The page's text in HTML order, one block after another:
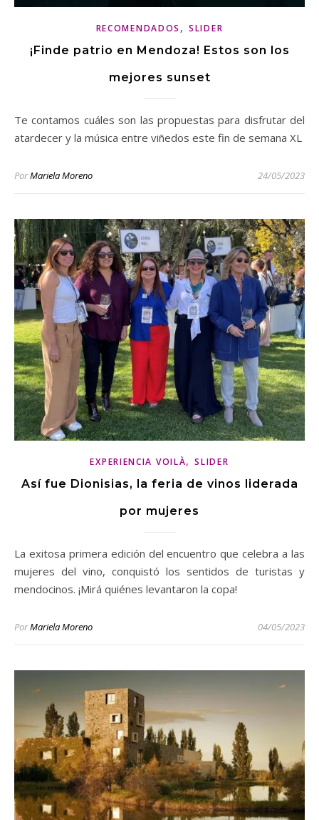
RECOMENDADOS ,SLIDER
¡Finde patrio en Mendoza! Estos son los
mejores sunset
Te contamos cuáles son las propuestas para disfrutar del
atardecer y la música entre viñedos este fin de semana XL
PorMariela Moreno 24/05/2023
EXPERIENCIA VOILÀ,SLIDER
Así fue Dionisias, la feria de vinos liderada
por mujeres
La exitosa primera edición del encuentro que celebra a las
mujeres del vino, conquistó los sentidos de turistas y
mendocinos. ¡Mirá quiénes levantaron la copa!
PorMariela Moreno 04/05/2023